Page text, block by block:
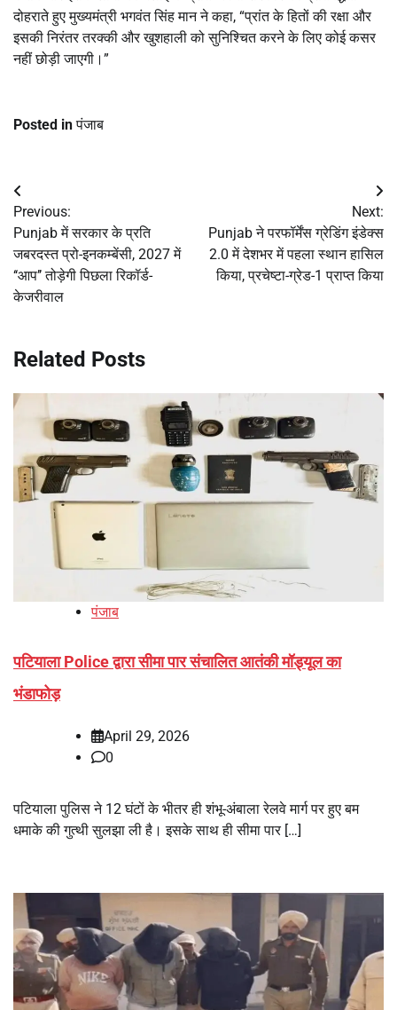
दोहराते हुए मुख्यमंत्री भगवंत सिंह मान ने कहा, “प्रांत के हितों की रक्षा और
इसकी निरंतर तरक्की और खुशहाली को सुनिश्चित करने के लिए कोई कसर
नहीं छोड़ी जाएगी।”
Posted inपंजाब
Post
navigation
Previous:
Punjab में सरकार के प्रति
जबरदस्त प्रो-इनकम्बेंसी, 2027 में
‘‘आप’’ तोड़ेगी पिछला रिकॉर्ड-
केजरीवाल
Next:
Punjab ने परफॉर्मेंस ग्रेडिंग इंडेक्स
2.0 में देशभर में पहला स्थान हासिल
किया, प्रचेष्टा-ग्रेड-1 प्राप्त किया
Related Posts
पंजाब
पटियाला Police द्वारा सीमा पार संचालित आतंकी मॉड्यूल का
भंडाफोड़
April 29, 2026
0
पटियाला पुलिस ने 12 घंटों के भीतर ही शंभू-अंबाला रेलवे मार्ग पर हुए बम
धमाके की गुत्थी सुलझा ली है। इसके साथ ही सीमा पार […]